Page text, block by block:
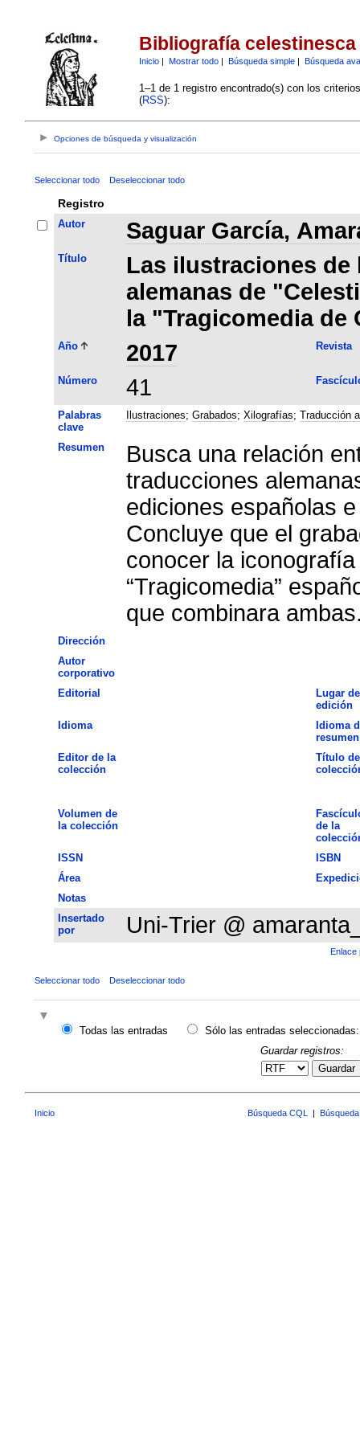
Bibliografía celestinesca
Inicio| Mostrar todo| Búsqueda simple| Búsqueda
1–1 de 1 registro encontrado(s) con los
(RSS):
Opciones de búsqueda y visualización
Seleccionar todo Deseleccionar todo
Registro
Autor Saguar García,
Título
Las ilustraciones
alemanas de
la "Tragicomedia de
Año 2017 Revista
Número 41
Palabras
clave
Ilustraciones; Grabados; Xilografías; Traducción
Resumen
Busca una relación
traducciones
ediciones españolas
Concluye que el
conocer la iconografía
“Tragicomedia”
que combinara
Dirección
Autor
corporativo
Editorial
Lugar de
edición
Idioma
Idioma
resumen
Editor de la
colección
Título
Volumen de
la colección
de la
ISSN
ISBN
Área
Notas
Insertado
por
Uni-Trier @
Enlace
Seleccionar todo Deseleccionar todo
Todas las entradas
Sólo las entradas seleccionadas:
Guardar registros:
Guardar
Inicio Búsqueda CQL